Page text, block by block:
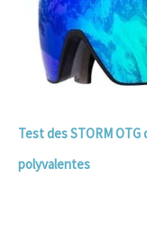
Test des STORM
polyvalentes